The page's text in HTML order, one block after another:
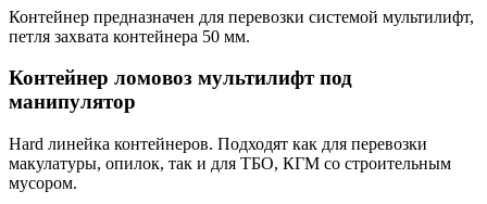
Контейнер предназначен для перевозки системой мультилифт,
петля захвата контейнера 50 мм.
Контейнер ломовоз мультилифт под
манипулятор
Hard линейка контейнеров. Подходят как для перевозки
макулатуры, опилок, так и для ТБО, КГМ со строительным
мусором.